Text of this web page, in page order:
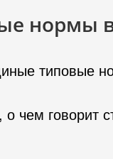
нормы
типовые
чем